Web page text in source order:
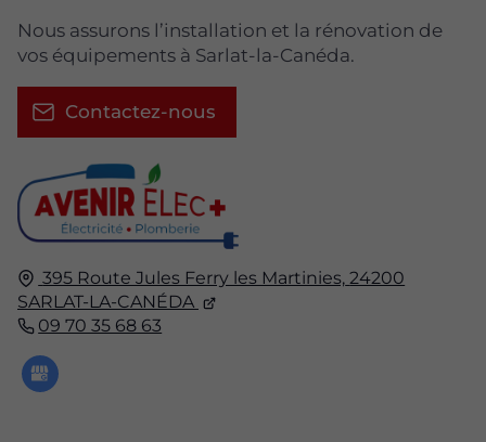
395 Route Jules Ferry les Martinies, 24200
SARLAT-LA-CANÉDA
09 70 35 68 63
Nous assurons l’installation et la rénovation de
vos équipements à Sarlat-la-Canéda.
Contactez-nous